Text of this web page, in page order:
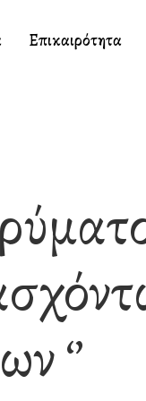
Επικαιρότητα
‘’